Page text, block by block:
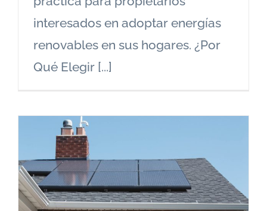
interesados en adoptar energías
renovables en sus hogares. ¿Por
Qué Elegir [...]